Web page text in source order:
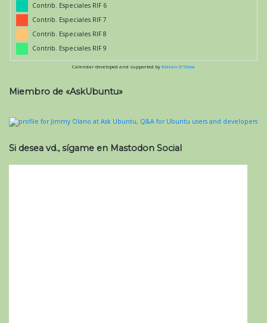
Contrib. Especiales RIF 6
Contrib. Especiales RIF 7
Contrib. Especiales RIF 8
Contrib. Especiales RIF 9
Calendar developed and supported by Kieran O'Shea
Miembro de «AskUbuntu»
Si desea vd., sígame en Mastodon Social